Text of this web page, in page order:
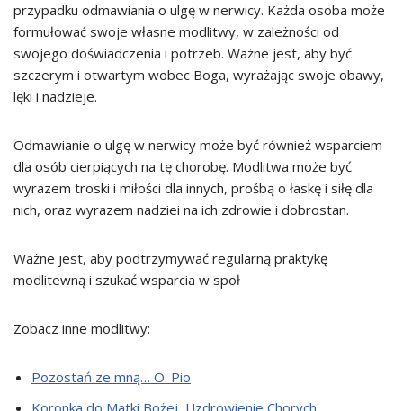
przypadku odmawiania o ulgę w nerwicy. Każda osoba może
formułować swoje własne modlitwy, w zależności od
swojego doświadczenia i potrzeb. Ważne jest, aby być
szczerym i otwartym wobec Boga, wyrażając swoje obawy,
lęki i nadzieje.
Odmawianie o ulgę w nerwicy może być również wsparciem
dla osób cierpiących na tę chorobę. Modlitwa może być
wyrazem troski i miłości dla innych, prośbą o łaskę i siłę dla
nich, oraz wyrazem nadziei na ich zdrowie i dobrostan.
Ważne jest, aby podtrzymywać regularną praktykę
modlitewną i szukać wsparcia w społ
Zobacz inne modlitwy:
Pozostań ze mną… O. Pio
Koronka do Matki Bożej, Uzdrowienie Chorych